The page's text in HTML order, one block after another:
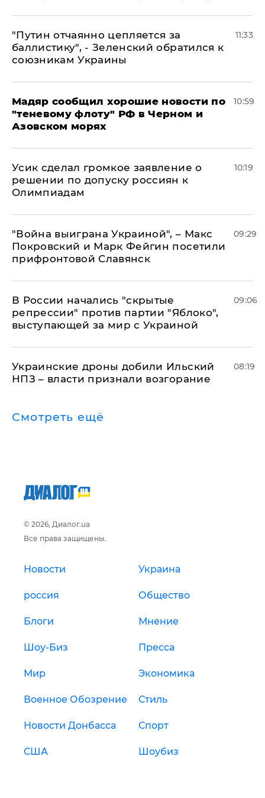
"Путин отчаянно цепляется за
баллистику", - Зеленский обратился к
союзникам Украины
11:33
Мадяр сообщил хорошие новости по
"теневому флоту" РФ в Черном и
Азовском морях
10:59
Усик сделал громкое заявление о
решении по допуску россиян к
Олимпиадам
10:19
"Война выиграна Украиной", – Макс
Покровский и Марк Фейгин посетили
прифронтовой Славянск
09:29
В России начались "скрытые
репрессии" против партии "Яблоко",
выступающей за мир с Украиной
09:06
Украинские дроны добили Ильский
НПЗ – власти признали возгорание
08:19
Смотреть ещё
© 2026, Диалог.ua
Все права защищены.
Новости Украина
россия Общество
Блоги Мнение
Шоу-Биз Пресса
Мир Экономика
Военное Обозрение Стиль
Новости Донбасса Спорт
США Шоубиз